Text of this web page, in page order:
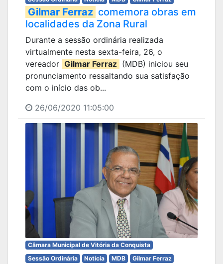
Gilmar Ferraz comemora obras em
localidades da Zona Rural
Durante a sessão ordinária realizada
virtualmente nesta sexta-feira, 26, o
vereador Gilmar Ferraz (MDB) iniciou seu
pronunciamento ressaltando sua satisfação
com o início das ob...
26/06/2020 11:05:00
Câmara Municipal de Vitória da Conquista
Sessão Ordinária
Notícia MDB Gilmar Ferraz